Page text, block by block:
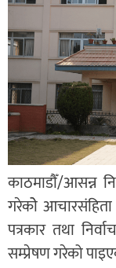
काठमाडाैँ/आसन्न
गरेकोे
पत्रकार तथा
सम्प्रेषण गरेको